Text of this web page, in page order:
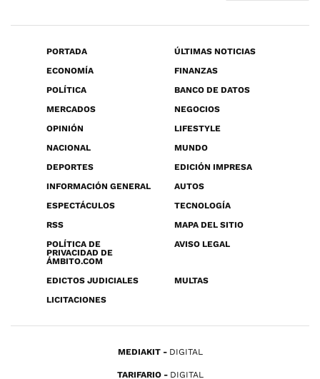
PORTADA
ÚLTIMAS NOTICIAS
ECONOMÍA
FINANZAS
POLÍTICA
BANCO DE DATOS
MERCADOS
NEGOCIOS
OPINIÓN
LIFESTYLE
NACIONAL
MUNDO
DEPORTES
EDICIÓN IMPRESA
INFORMACIÓN GENERAL
AUTOS
ESPECTÁCULOS
TECNOLOGÍA
RSS
MAPA DEL SITIO
POLÍTICA DE
PRIVACIDAD DE
ÁMBITO.COM
AVISO LEGAL
EDICTOS JUDICIALES
MULTAS
LICITACIONES
MEDIAKIT DIGITAL
TARIFARIO DIGITAL